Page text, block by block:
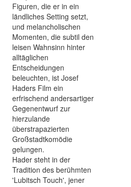
Figuren, die er in ein
ländliches Setting setzt,
und melancholischen
Momenten, die subtil den
leisen Wahnsinn hinter
alltäglichen
Entscheidungen
beleuchten, ist Josef
Haders Film ein
erfrischend andersartiger
Gegenentwurf zur
hierzulande
überstrapazierten
Großstadtkomödie
gelungen.
Hader steht in der
Tradition des berühmten
'Lubitsch Touch', jener